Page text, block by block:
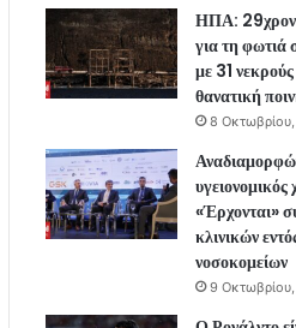
ΗΠΑ:
για τη φωτιά
με 31
θανατική
8
υγειονομικός
«Έρχονται»
κλινικών
νοσοκομείων
9